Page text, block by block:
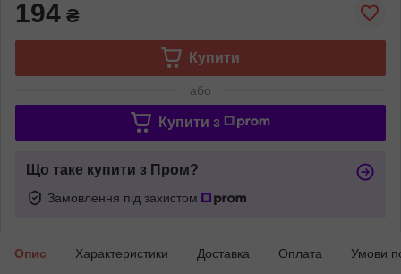
194 ₴
Купити
або
Купити з
Що таке купити з Пром?
Замовлення під захистом
Опис Характеристики Доставка Оплата Умови